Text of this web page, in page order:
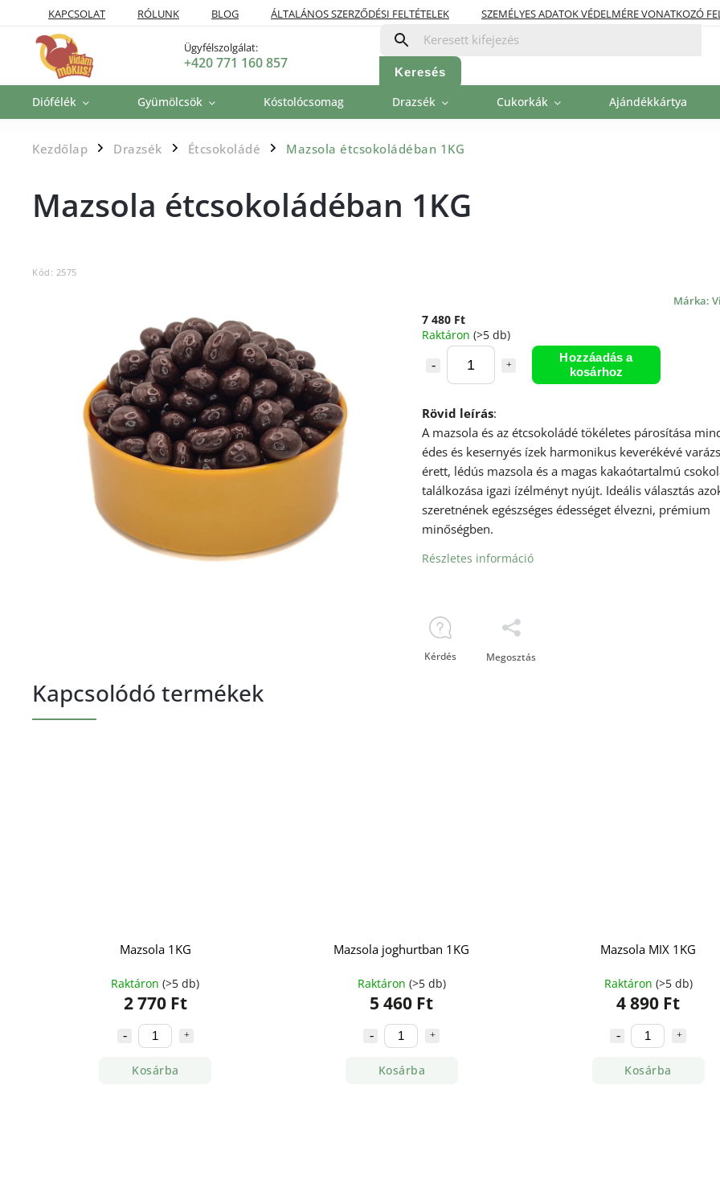
KAPCSOLAT RÓLUNK BLOG ÁLTALÁNOS SZERZŐDÉSI FELTÉTELEK
SZEMÉLYES ADATOK VÉDELMÉRE VONATKOZÓ
SZÁLLÍTÁSI POLITIKA
FIZETÉSI LEHETŐSÉGEK
Ügyfélszolgálat:
+420 771 160 857
Keresés
Diófélék Gyümölcsök Kóstolócsomag Drazsék Cukorkák Ajándékkártya
Kezdőlap / Drazsék / Étcsokoládé / Mazsola étcsokoládéban 1KG
Mazsola étcsokoládéban 1KG
Kód: 2575
Márka:
7 480 Ft
Raktáron (>5 db)
Hozzáadás a
kosárhoz
Rövid leírás:
A mazsola és az étcsokoládé tökéletes párosítása
édes és kesernyés ízek harmonikus keverékévé
érett, lédús mazsola és a magas kakaótartalmú
találkozása igazi ízélményt nyújt. Ideális választás
szeretnének egészséges édességet élvezni, prémium
minőségben.
Részletes információ
Kérdés Megosztás
Kapcsolódó termékek
Mazsola 1KG
Raktáron(>5 db)
2 770 Ft
Kosárba
Mazsola joghurtban 1KG
Raktáron (>5 db)
5 460 Ft
Kosárba
Mazsola MIX 1KG
Raktáron (>5 db)
4 890 Ft
Kosárba